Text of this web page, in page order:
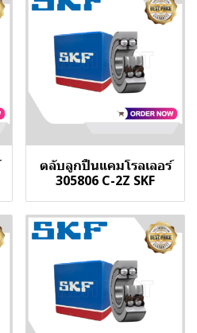
ตลับลูกปืนแคมโรลเลอร์
305806 C-2Z SKF